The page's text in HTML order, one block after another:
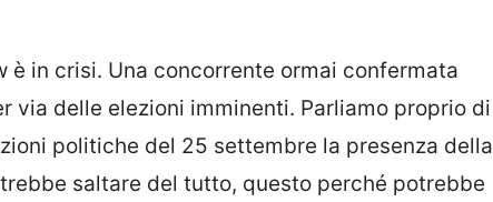
è in crisi. Una concorrente ormai confermata
via delle elezioni imminenti. Parliamo proprio di
politiche del 25 settembre la presenza della
saltare del tutto, questo perché potrebbe